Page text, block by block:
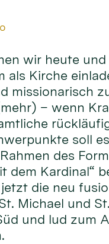
wir heute
als Kirche
missionarisch
– wenn
soll
des
dem Kardinal“
die neu
Michael und
und lud zum